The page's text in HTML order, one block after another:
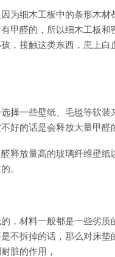
为细木工板中的条形木材
甲醛的，所以细木工板和
，接触这类东西，患上白
择一些壁纸、毛毯等软装
好的话是会释放大量甲醛
释放量高的玻璃纤维壁纸
。
，材料一般都是一些劣质
不拆掉的话，那么对床垫
脏的作用，